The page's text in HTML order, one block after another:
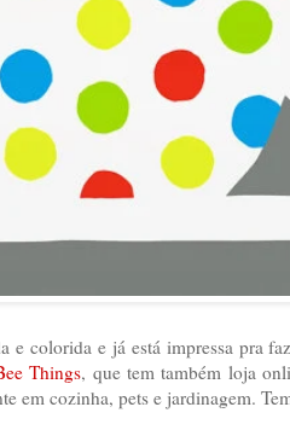
e colorida e já está impressa pra
Things, que tem também loja
em cozinha, pets e jardinagem.